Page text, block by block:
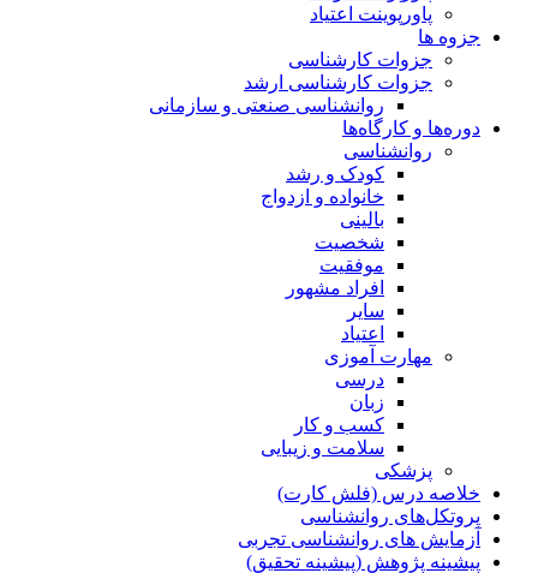
پاورپوینت اعتیاد
جزوه ها
جزوات کارشناسی
جزوات کارشناسی ارشد
روانشناسی صنعتی و سازمانی
دوره‌ها و کارگاه‌ها
روانشناسی
کودک و رشد
خانواده و ازدواج
بالینی
شخصیت
موفقیت
افراد مشهور
سایر
اعتیاد
مهارت آموزی
درسی
زبان
کسب و کار
سلامت و زیبایی
پزشکی
خلاصه درس (فلش کارت)
پروتکل‌های روانشناسی
آزمایش های روانشناسی تجربی
پیشینه پژوهش (پیشینه تحقیق)